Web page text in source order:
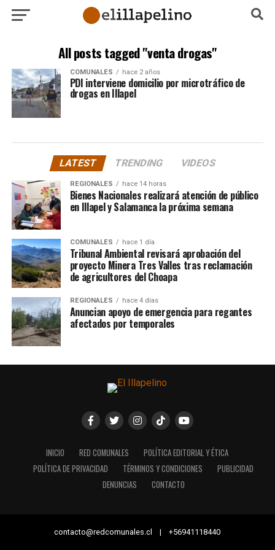
All posts tagged "venta drogas"
COMUNALES hace 2 años
PDI interviene domicilio por microtráfico de
drogas en Illapel
LATEST TRENDING VIDEOS
REGIONALES hace 14 horas
Bienes Nacionales realizará atención de público
en Illapel y Salamanca la próxima semana
COMUNALES hace 1 día
Tribunal Ambiental revisará aprobación del
proyecto Minera Tres Valles tras reclamación
de agricultores del Choapa
REGIONALES hace 4 días
Anuncian apoyo de emergencia para regantes
afectados por temporales
INICIO RED COMUNALES
POLÍTICA EDITORIAL Y ÉTICA
POLÍTICA DE PRIVACIDAD
TÉRMINOS Y CONDICIONES
PUBLICIDAD
DENUNCIAS
CONTACTO
contacto@redcomunales.cl | +56941118440